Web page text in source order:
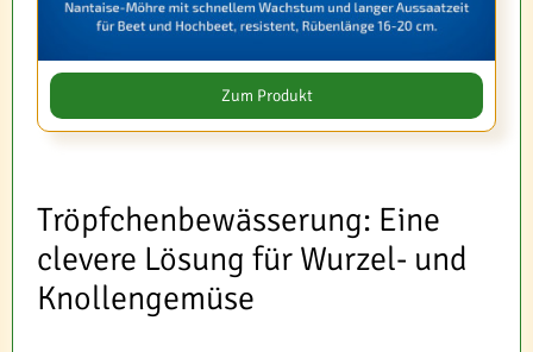
Zum Produkt
Tröpfchenbewässerung: Eine
clevere Lösung für Wurzel- und
Knollengemüse